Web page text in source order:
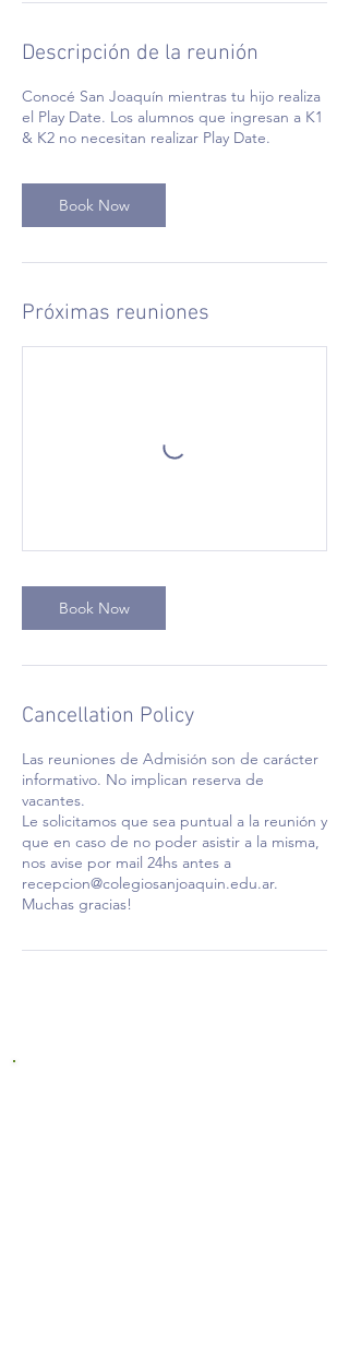
Descripción de la reunión
Conocé San Joaquín mientras tu hijo realiza
el Play Date. Los alumnos que ingresan a K1
& K2 no necesitan realizar Play Date.
Book Now
Próximas reuniones
Book Now
Cancellation Policy
Las reuniones de Admisión son de carácter
informativo. No implican reserva de
vacantes.
Le solicitamos que sea puntual a la reunión y
que en caso de no poder asistir a la misma,
nos avise por mail 24hs antes a
recepcion@colegiosanjoaquin.edu.ar.
Muchas gracias!